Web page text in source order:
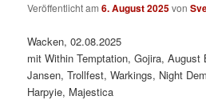
Veröffentlicht am6. August 2025von
Wacken, 02.08.2025
mit Within Temptation, Gojira, August
Jansen, Trollfest, Warkings, Night
Harpyie, Majestica